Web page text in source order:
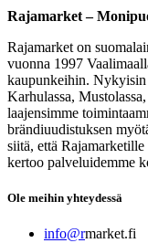
Rajamarket –
Rajamarket on
vuonna 1997
kaupunkeihin. Nykyisin
Karhulassa,
laajensimme
brändiuudistuksen
siitä, että
kertoo palveluidemme
Ole meihin yhteydessä
info@rmarket.fi